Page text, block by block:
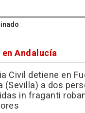
Andalucía
Civil detiene en
(Sevilla) a dos
in fraganti